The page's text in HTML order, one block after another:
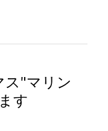
ス"マリン
す